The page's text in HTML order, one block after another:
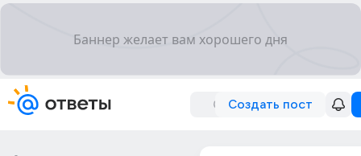
Создать пост